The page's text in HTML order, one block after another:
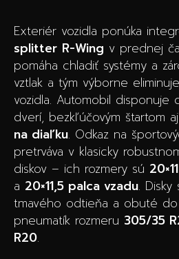
Exteriér vozidla ponúka
splitter R-Wing v prednej
pomáha chladiť systémy a
vztlak a tým výborne
vozidla. Automobil disponuje
dverí, bezkľúčovým štartom aj
na diaľku. Odkaz na
pretrváva v klasicky
diskov – ich rozmery sú
a 20×11,5 palca vzadu. Disky
tmavého odtieňa a obuté do
pneumatík rozmeru 305/35
R20.